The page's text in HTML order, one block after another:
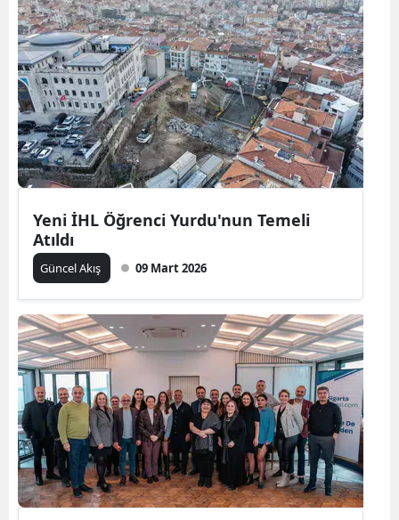
Kastamonu
Kayseri
Kırklareli
Kırşehir
Kocaeli
Manisa
Kahramanmaraş
Mardin
Muğla
Muş
Nevşehir
Yeni İHL Öğrenci Yurdu'nun Temeli
Atıldı
Güncel Akış 09 Mart 2026